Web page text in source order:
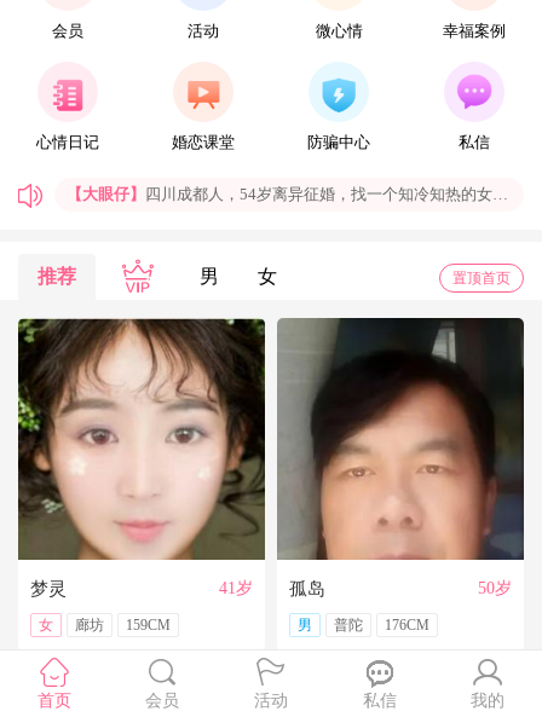
会员 活动 微心情 幸福案例
心情日记 婚恋课堂 防骗中心 私信
【大眼仔】
四川成都人，54岁离异征婚，找一个知冷知热的女人结婚过日子，非诚勿扰
【一米阳光】
上海征婚，找一位条件好点、能结婚的伴侣成家
【玉兰花】 山东济南本人，离异带一女儿，大龄男征婚，非诚勿扰。
【红玫】你再不来，我都老啦，个人诚征婚，限广西南宁
【乐园】
湖北蕲春离异大龄女征婚，找一个蕲春的、60岁上下的男士结婚，共同过日子，不诚勿扰
【携手到老】今天开通钻石会员了，给我来信吧，我能看到你的联系方式哦
【铭铭】
40岁未婚上海杨浦男征婚，外地人或者上海人都可以，不介意是否离异，三观合适即可，速与我联系。
现居深圳罗湖区，44岁，离异，在深圳工作，找一个大方、善良，会疼爱人的女子做老婆，希望​‌‌能在这里遇见你，非诚勿扰。
【张小英】 想找一个心动的人
推荐 男 女 置顶首页
梦灵 41岁
女 廊坊 159CM
孤岛 50岁
男 普陀 176CM
首页 会员 活动 私信 我的